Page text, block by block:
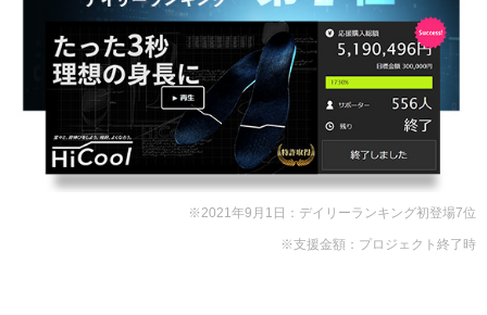
※2021年9月1日：デイリーランキング初登場7位
※支援金額：プロジェクト終了時